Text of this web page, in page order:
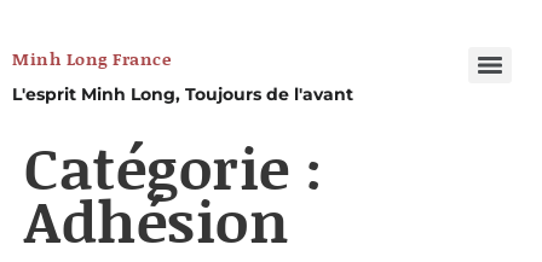
Minh Long France
L'esprit Minh Long, Toujours de l'avant
Catégorie :
Adhésion